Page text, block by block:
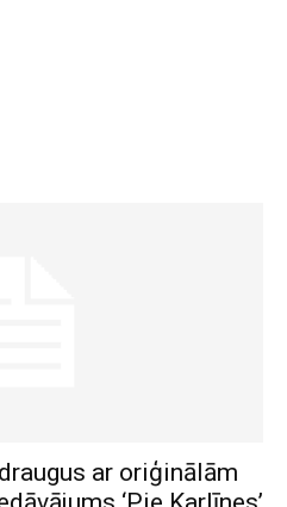
ar oriģinālām